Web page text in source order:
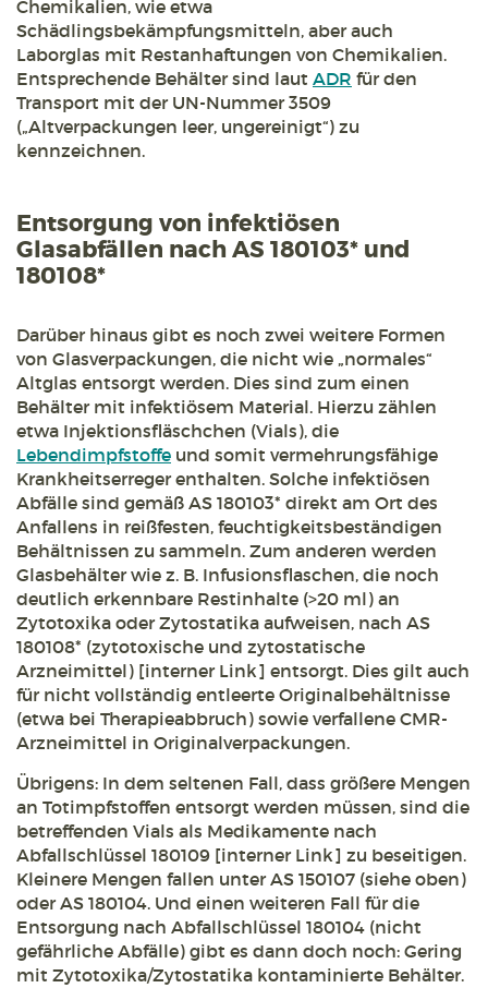
Chemikalien, wie etwa
Schädlingsbekämpfungsmitteln, aber auch
Laborglas mit Restanhaftungen von Chemikalien.
Entsprechende Behälter sind laut ADR für den
Transport mit der UN-Nummer 3509
(„Altverpackungen leer, ungereinigt“) zu
kennzeichnen.
Entsorgung von infektiösen
Glasabfällen nach AS 180103* und
180108*
Darüber hinaus gibt es noch zwei weitere Formen
von Glasverpackungen, die nicht wie „normales“
Altglas entsorgt werden. Dies sind zum einen
Behälter mit infektiösem Material. Hierzu zählen
etwa Injektionsfläschchen (Vials), die
Lebendimpfstoffe und somit vermehrungsfähige
Krankheitserreger enthalten. Solche infektiösen
Abfälle sind gemäß AS 180103* direkt am Ort des
Anfallens in reißfesten, feuchtigkeitsbeständigen
Behältnissen zu sammeln. Zum anderen werden
Glasbehälter wie z. B. Infusionsflaschen, die noch
deutlich erkennbare Restinhalte (>20 ml) an
Zytotoxika oder Zytostatika aufweisen, nach AS
180108* (zytotoxische und zytostatische
Arzneimittel) [interner Link] entsorgt. Dies gilt auch
für nicht vollständig entleerte Originalbehältnisse
(etwa bei Therapieabbruch) sowie verfallene CMR-
Arzneimittel in Originalverpackungen.
Übrigens: In dem seltenen Fall, dass größere Mengen
an Totimpfstoffen entsorgt werden müssen, sind die
betreffenden Vials als Medikamente nach
Abfallschlüssel 180109 [interner Link] zu beseitigen.
Kleinere Mengen fallen unter AS 150107 (siehe oben)
oder AS 180104. Und einen weiteren Fall für die
Entsorgung nach Abfallschlüssel 180104 (nicht
gefährliche Abfälle) gibt es dann doch noch: Gering
mit Zytotoxika/Zytostatika kontaminierte Behälter.